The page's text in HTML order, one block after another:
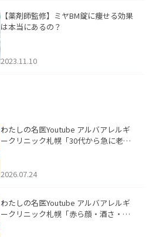
【薬剤師監修】ミヤBM錠に痩せる効果
は本当にあるの？
2023.11.10
わたしの名医Youtube アルバアレルギ
ークリニック札幌「30代から急に老け
た。
2026.07.24
わたしの名医Youtube アルバアレルギ
ークリニック札幌「赤ら顔・酒さ・ニ